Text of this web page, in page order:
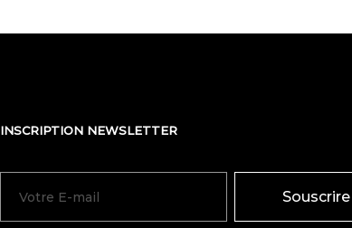
INSCRIPTION NEWSLETTER
Souscrire